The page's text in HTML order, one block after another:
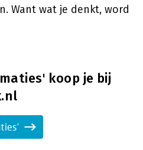
Want wat je denkt, word
koop je bij